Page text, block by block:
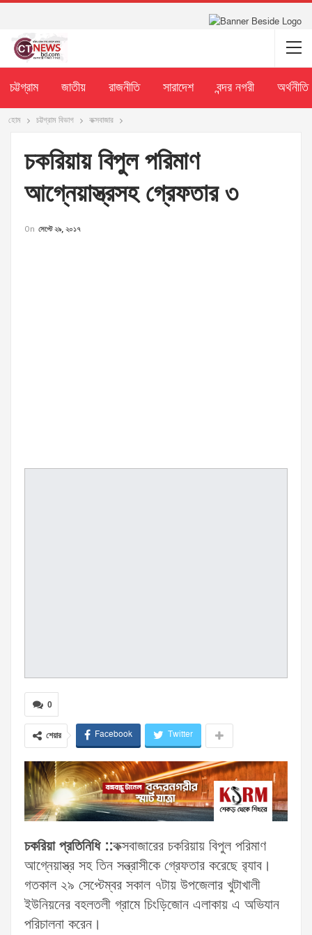
চট্টগ্রাম জাতীয় রাজনীতি সারাদেশ বন্দর নগরী অর্থনীতি
হোম চট্টগ্রাম বিভাগ কক্সবাজার
চকরিয়ায় বিপুল পরিমাণ
আগ্নেয়াস্ত্রসহ গ্রেফতার ৩
On সেপ্টে ২৯, ২০১৭
0
শেয়ার Facebook Twitter
চকরিয়া প্রতিনিধি ::কক্সবাজারের চকরিয়ায় বিপুল পরিমাণ
আগ্নেয়াস্ত্র সহ তিন সন্ত্রাসীকে গ্রেফতার করেছে র‌্যাব।
গতকাল ২৯ সেপ্টেম্বর সকাল ৭টায় উপজেলার খুটাখালী
ইউনিয়নের বহলতলী গ্রামে চিংড়িজোন এলাকায় এ অভিযান
পরিচালনা করেন।